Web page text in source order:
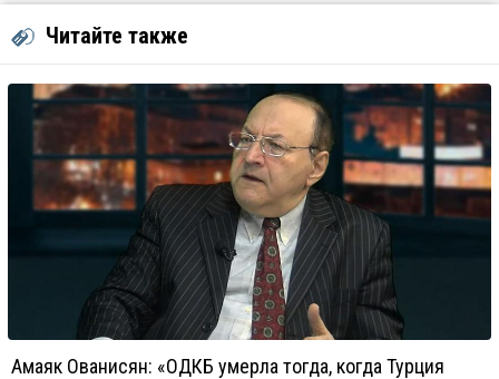
Читайте также
Амаяк Ованисян: «ОДКБ умерла тогда, когда Турция